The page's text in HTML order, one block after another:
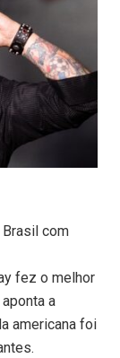
com
fez o melhor
a
americana foi